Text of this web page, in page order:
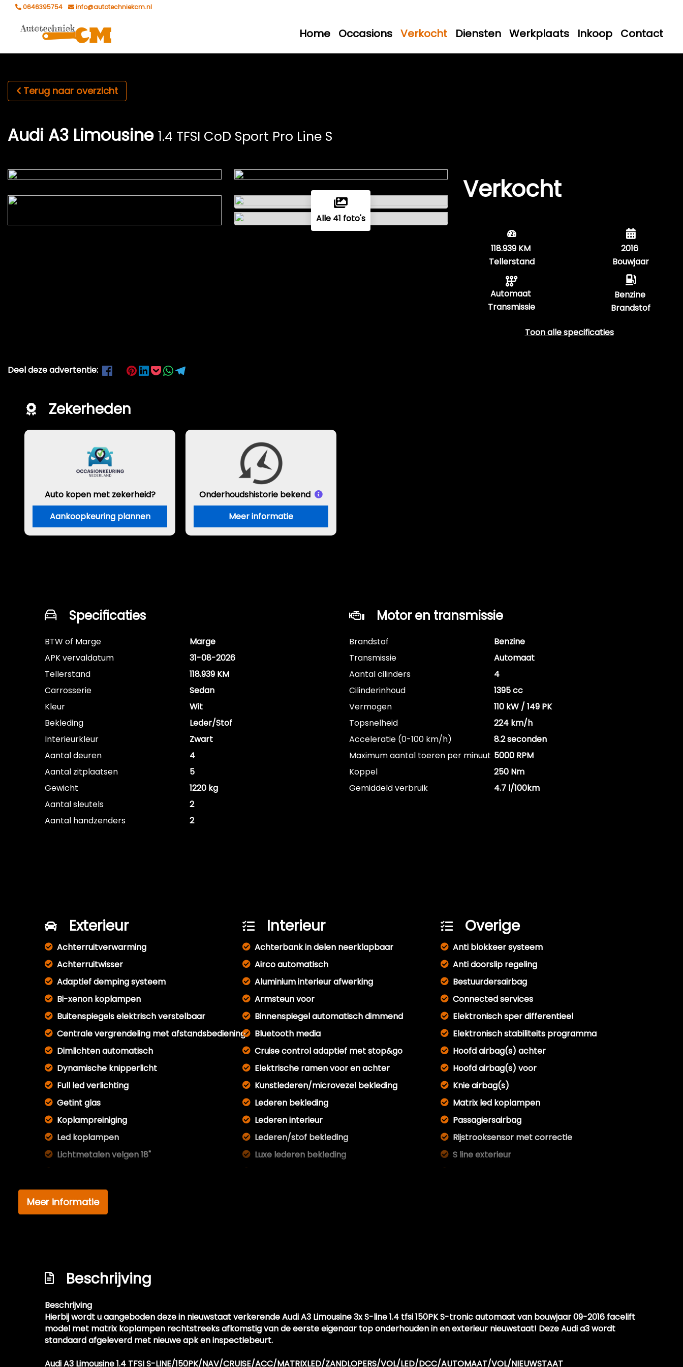
0646395754 info@autotechniekcm.nl
Home Occasions Verkocht Diensten Werkplaats Inkoop Contact
Terug naar overzicht
Audi A3 Limousine 1.4 TFSI CoD Sport Pro Line S
Alle 41 foto's
Verkocht
118.939 KM
Tellerstand
Automaat
Transmissie
2016
Bouwjaar
Benzine
Brandstof
Toon alle specificaties
Deel deze advertentie:
Zekerheden
Auto kopen met zekerheid?
Aankoopkeuring plannen
Onderhoudshistorie bekend
Meer informatie
Specificaties
BTW of Marge
Marge
APK vervaldatum
31-08-2026
Tellerstand
118.939 KM
Carrosserie
Sedan
Kleur
Wit
Bekleding
Leder/Stof
Interieurkleur
Zwart
Aantal deuren
4
Aantal zitplaatsen
5
Gewicht
1220 kg
Aantal sleutels
2
Aantal handzenders
2
Motor en transmissie
Brandstof
Benzine
Transmissie
Automaat
Aantal cilinders
4
Cilinderinhoud
1395 cc
Vermogen
110 kW / 149 PK
Topsnelheid
224 km/h
Acceleratie (0-100 km/h)
8.2 seconden
Maximum aantal toeren per minuut 5000 RPM
Koppel
250 Nm
Gemiddeld verbruik
4.7 l/100km
Exterieur
Achterruitverwarming
Achterruitwisser
Adaptief demping systeem
Bi-xenon koplampen
Buitenspiegels elektrisch verstelbaar
Centrale vergrendeling met afstandsbediening
Dimlichten automatisch
Dynamische knipperlicht
Full led verlichting
Getint glas
Koplampreiniging
Led koplampen
Lichtmetalen velgen 18"
Mistlampen voor
Park distance control
Sportvelgen
Interieur
Achterbank in delen neerklapbaar
Airco automatisch
Aluminium interieur afwerking
Armsteun voor
Binnenspiegel automatisch dimmend
Bluetooth media
Cruise control adaptief met stop&go
Elektrische ramen voor en achter
Kunstlederen/microvezel bekleding
Lederen bekleding
Lederen interieur
Lederen/stof bekleding
Luxe lederen bekleding
Overige
Anti blokkeer systeem
Anti doorslip regeling
Bestuurdersairbag
Connected services
Elektronisch sper differentieel
Elektronisch stabiliteits programma
Hoofd airbag(s) achter
Hoofd airbag(s) voor
Knie airbag(s)
Matrix led koplampen
Passagiersairbag
Rijstrooksensor met correctie
S line exterieur
Meer informatie
Beschrijving
Beschrijving
Hierbij wordt u aangeboden deze in nieuwstaat verkerende Audi A3 Limousine 3x S-line 1.4 tfsi 150PK S-tronic automaat van bouwjaar 09-2016 facelift
model met matrix koplampen rechtstreeks afkomstig van de eerste eigenaar top onderhouden in en exterieur nieuwstaat! Deze Audi a3 wordt
standaard afgeleverd met nieuwe apk en inspectiebeurt.
Audi A3 Limousine 1.4 TFSI S-LINE/150PK/NAV/CRUISE/ACC/MATRIXLED/ZANDLOPERS/VOL/LED/DCC/AUTOMAAT/VOL/NIEUWSTAAT